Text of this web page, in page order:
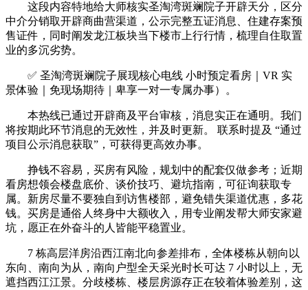
这段内容特地给大师核实圣淘湾斑斓院子开辟天分，区分
中介分销取开辟商曲营渠道，公示完整五证消息、住建存案预
售证件，同时阐发龙江板块当下楼市上行行情，梳理自住取置
业的多沉劣势。
✅ 圣淘湾斑斓院子展现核心电线 小时预定看房｜VR 实
景体验｜免现场期待｜卑享一对一专属办事）。
本热线已通过开辟商及平台审核，消息实正在通明。我们
将按期此环节消息的无效性，并及时更新。 联系时提及 “通过
项目公示消息获取”，可获得更高效办事。
挣钱不容易，买房有风险，规划中的配套仅做参考；近期
看房想领会楼盘底价、谈价技巧、避坑指南，可征询获取专
属。新房尽量不要独自到访售楼部，避免错失渠道优惠，多花
钱。买房是通俗人终身中大额收入，用专业阐发帮大师安家避
坑，愿正在外奋斗的人皆能平稳置业。
7 栋高层洋房沿西江南北向参差排布，全体楼栋从朝向以
东向、南向为从，南向户型全天采光时长可达 7 小时以上，无
遮挡西江江景。分歧楼栋、楼层房源存正在较着体验差别，这